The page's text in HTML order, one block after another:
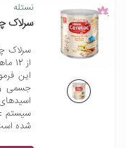
نستله
سرلاک چند
سرلاک
از
این
جسمی و
سیستم
شده